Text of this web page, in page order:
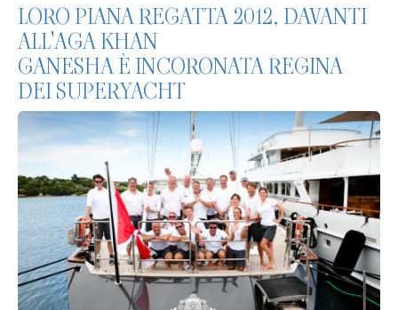
LORO PIANA REGATTA 2012, DAVANTI
ALL'AGA KHAN
GANESHA È INCORONATA REGINA
DEI SUPERYACHT